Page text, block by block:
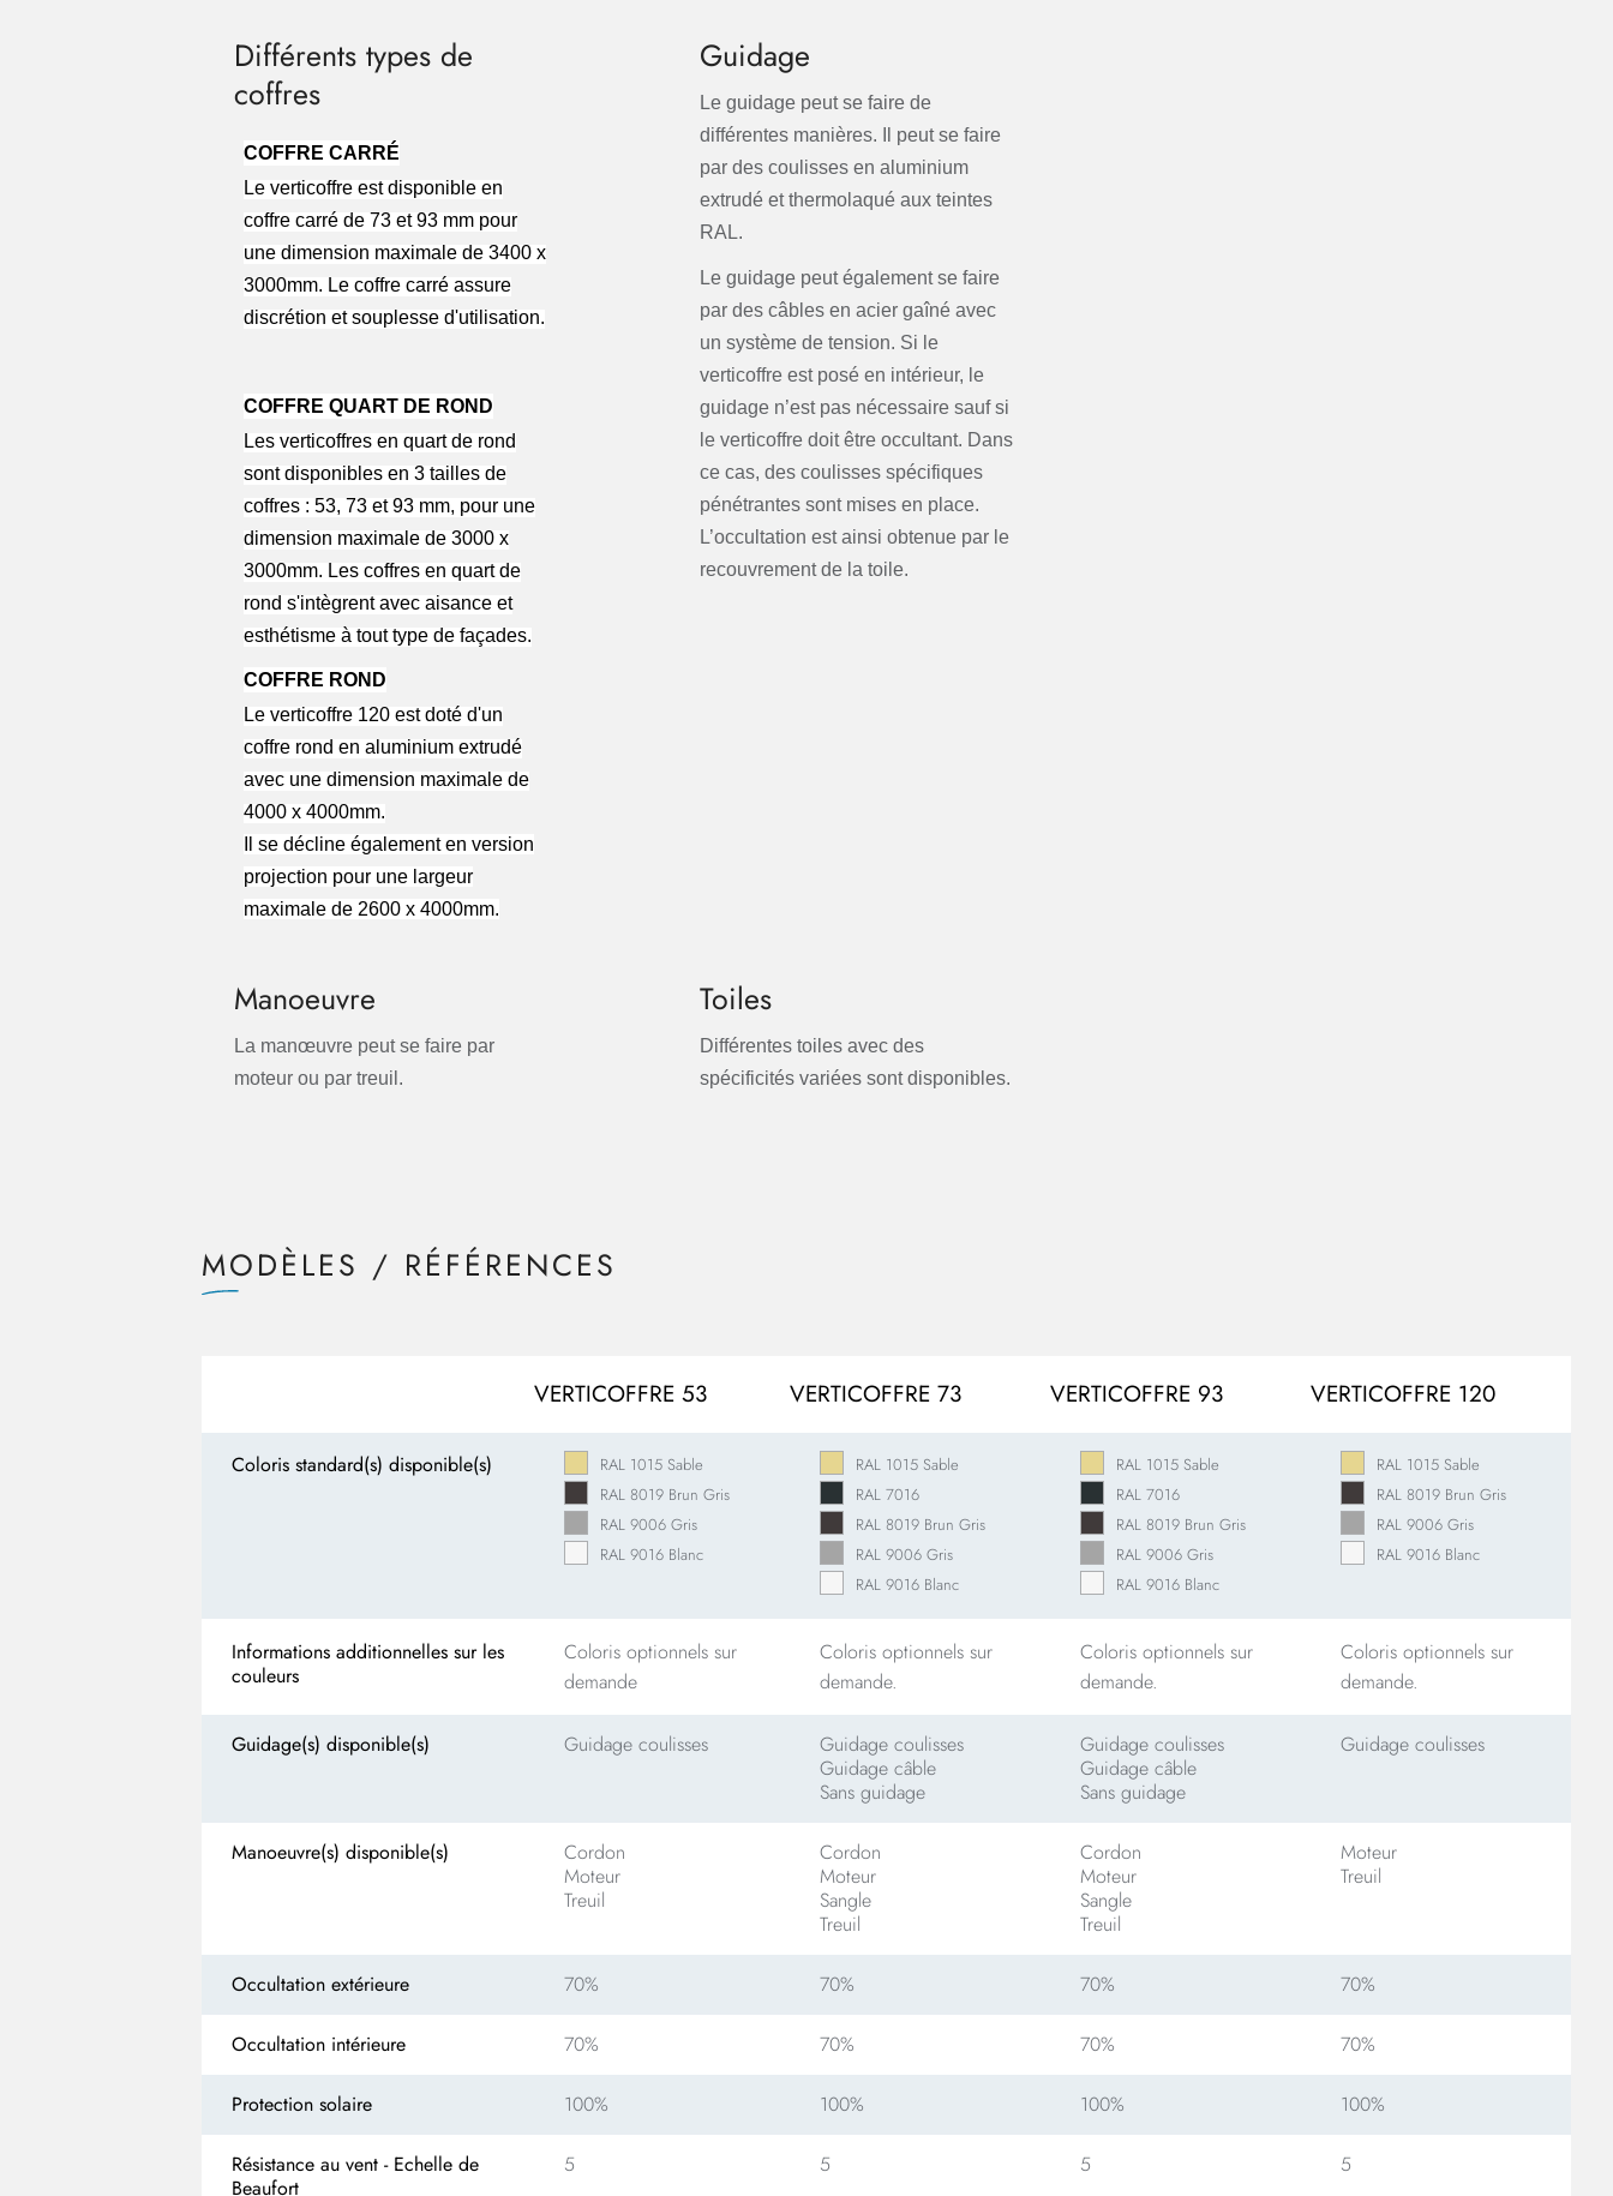
Différents types de
coffres
COFFRE CARRÉ
Le verticoffre est disponible en
coffre carré de 73 et 93 mm pour
une dimension maximale de 3400 x
3000mm. Le coffre carré assure
discrétion et souplesse d'utilisation.
COFFRE QUART DE ROND
Les verticoffres en quart de rond
sont disponibles en 3 tailles de
coffres : 53, 73 et 93 mm, pour une
dimension maximale de 3000 x
3000mm. Les coffres en quart de
rond s'intègrent avec aisance et
esthétisme à tout type de façades.
COFFRE ROND
Le verticoffre 120 est doté d'un
coffre rond en aluminium extrudé
avec une dimension maximale de
4000 x 4000mm.
Il se décline également en version
projection pour une largeur
maximale de 2600 x 4000mm.
Guidage
Le guidage peut se faire de
différentes manières. Il peut se faire
par des coulisses en aluminium
extrudé et thermolaqué aux teintes
RAL.
Le guidage peut également se faire
par des câbles en acier gaîné avec
un système de tension. Si le
verticoffre est posé en intérieur, le
guidage n’est pas nécessaire sauf si
le verticoffre doit être occultant. Dans
ce cas, des coulisses spécifiques
pénétrantes sont mises en place.
L’occultation est ainsi obtenue par le
recouvrement de la toile.
Manoeuvre
La manœuvre peut se faire par
moteur ou par treuil.
Toiles
Différentes toiles avec des
spécificités variées sont disponibles.
MODÈLES / RÉFÉRENCES
VERTICOFFRE 53 VERTICOFFRE 73 VERTICOFFRE 93 VERTICOFFRE 120
Coloris standard(s) disponible(s)
RAL 1015 Sable
RAL 8019 Brun Gris
RAL 9006 Gris
RAL 9016 Blanc
RAL 1015 Sable
RAL 7016
RAL 8019 Brun Gris
RAL 9006 Gris
RAL 9016 Blanc
RAL 1015 Sable
RAL 7016
RAL 8019 Brun Gris
RAL 9006 Gris
RAL 9016 Blanc
RAL 1015 Sable
RAL 8019 Brun Gris
RAL 9006 Gris
RAL 9016 Blanc
Informations additionnelles sur les
couleurs
Coloris optionnels sur
demande
Coloris optionnels sur
demande.
Coloris optionnels sur
demande.
Coloris optionnels sur
demande.
Guidage(s) disponible(s) Guidage coulisses
Guidage coulisses
Guidage câble
Sans guidage
Guidage coulisses
Guidage câble
Sans guidage
Guidage coulisses
Manoeuvre(s) disponible(s)
Cordon
Moteur
Treuil
Cordon
Moteur
Sangle
Treuil
Cordon
Moteur
Sangle
Treuil
Moteur
Treuil
Occultation extérieure 70% 70% 70% 70%
Occultation intérieure 70% 70% 70% 70%
Protection solaire 100% 100% 100% 100%
Résistance au vent - Echelle de
Beaufort
5 5 5 5